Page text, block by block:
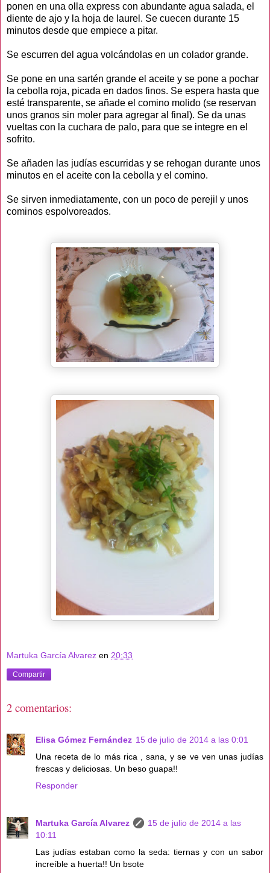
ponen en una olla express con abundante agua salada, el
diente de ajo y la hoja de laurel. Se cuecen durante 15
minutos desde que empiece a pitar.
Se escurren del agua volcándolas en un colador grande.
Se pone en una sartén grande el aceite y se pone a pochar
la cebolla roja, picada en dados finos. Se espera hasta que
esté transparente, se añade el comino molido (se reservan
unos granos sin moler para agregar al final). Se da unas
vueltas con la cuchara de palo, para que se integre en el
sofrito.
Se añaden las judías escurridas y se rehogan durante unos
minutos en el aceite con la cebolla y el comino.
Se sirven inmediatamente, con un poco de perejil y unos
cominos espolvoreados.
Martuka García Alvarez en 20:33
Compartir
2 comentarios:
Elisa Gómez Fernández 15 de julio de 2014 a las 0:01
Una receta de lo más rica , sana, y se ve ven unas judías
frescas y deliciosas. Un beso guapa!!
Responder
Martuka García Alvarez
15 de julio de 2014 a las
10:11
Las judías estaban como la seda: tiernas y con un sabor
increíble a huerta!! Un bsote